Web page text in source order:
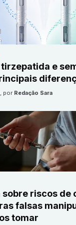
e
, por Redação Sara
riscos de
falsas
tomar